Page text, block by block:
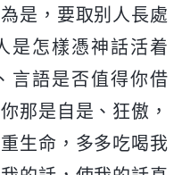
是，要取别人長處
是怎樣憑神話活着
言語是否值得你借
那是自是、狂傲，
生命，多多吃喝我